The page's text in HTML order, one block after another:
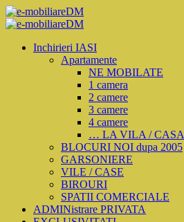
Inchirieri IASI
Apartamente
NE MOBILATE
1 camera
2 camere
3 camere
4 camere
… LA VILA / CASA
BLOCURI NOI dupa 2005
GARSONIERE
VILE / CASE
BIROURI
SPATII COMERCIALE
ADMINistrare PRIVATA